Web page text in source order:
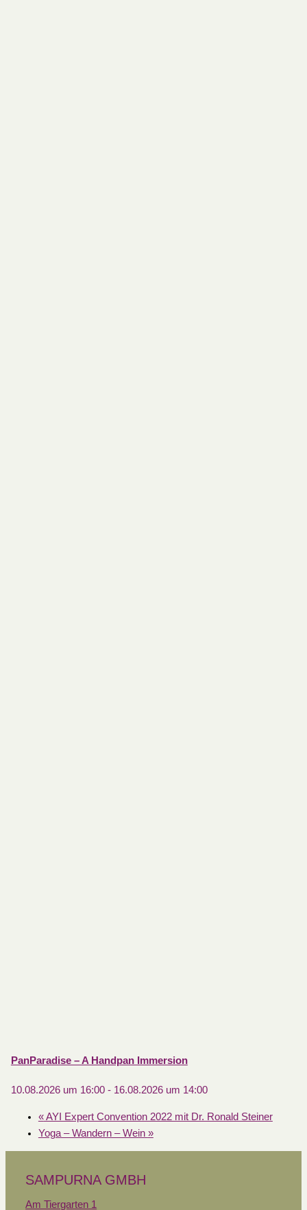
PanParadise – A Handpan Immersion
10.08.2026 um 16:00- 16.08.2026 um 14:00
«AYI Expert Convention 2022 mit Dr. Ronald Steiner
Yoga – Wandern – Wein »
SAMPURNA GMBH
Am Tiergarten 1